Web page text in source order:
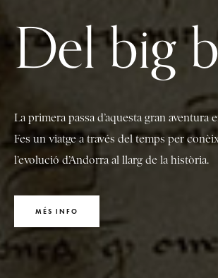
Del big
La primera passa d’aquesta gran aventura
Fes un viatge a través del temps per
l’evolució d’Andorra al llarg de la història.
MÉS INFO